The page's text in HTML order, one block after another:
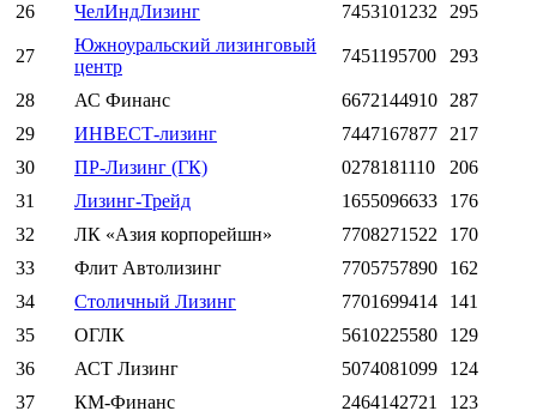
26
ЧелИндЛизинг 7453101232 295
27
Южноуральский лизинговый
центр
7451195700 293
28 АС Финанс 6672144910 287
29
ИНВЕСТ-лизинг 7447167877 217
30
ПР-Лизинг (ГК) 0278181110
206
31
Лизинг-Трейд 1655096633
176
32
ЛК «Азия корпорейшн» 7708271522
170
33
Флит Автолизинг 7705757890
162
34
Столичный Лизинг 7701699414
141
35
ОГЛК 5610225580
129
36
АСТ Лизинг 5074081099
124
37
КМ-Финанс 2464142721
123